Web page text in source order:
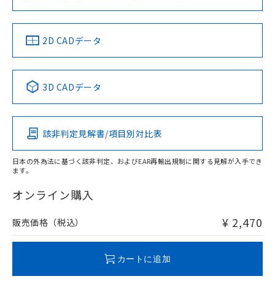
ソフトウェアの使用条件
中国 RoHS 注意事項・凡例
Pb Hg Cd Cr(VI)
O
在庫等で未対応品が混在する可能性があります。
問い合わせください。
2D CADデータ
3D CADデータ
該非判定見解書/項目別対比表
日本の外為法に基づく該非判定、およびEAR再輸出規制に関する見解が入手でき
ます。
オンライン購入
販売価格（税込） ¥ 2,470
カートに追加